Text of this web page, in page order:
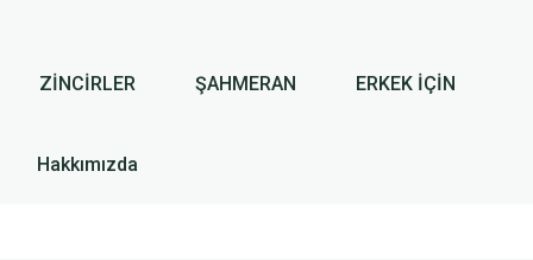
ZİNCİRLER ŞAHMERAN ERKEK İÇİN
Hakkımızda